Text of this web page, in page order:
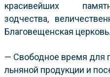
красивейших
зодчества,
Благовещенская церковь.
— Свободное время для
льняной продукции и